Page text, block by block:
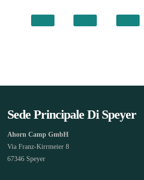
Sede Principale Di Speyer
Ahorn Camp GmbH
Via Franz-Kirrmeier 8
67346 Speyer